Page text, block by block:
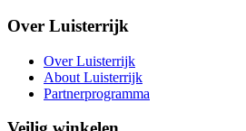
Over Luisterrijk
Over Luisterrijk
About Luisterrijk
Partnerprogramma